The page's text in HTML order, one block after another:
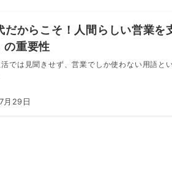
だからこそ！人間らしい営業を
の重要性
では見聞きせず、営業でしか使わない用語と
月29日